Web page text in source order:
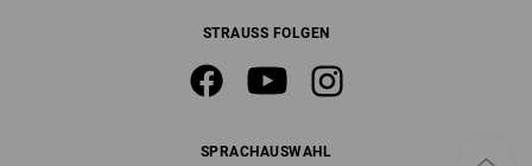
STRAUSS FOLGEN
SPRACHAUSWAHL